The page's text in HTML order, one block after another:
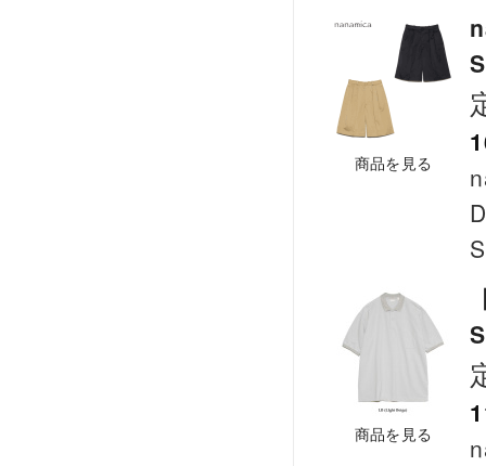
商品を見る
商品を見る